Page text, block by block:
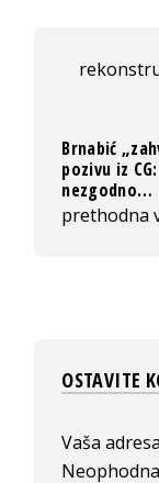
Brnabić
pozivu iz
nezgodno…
prethodna
OSTAVITE
Vaša